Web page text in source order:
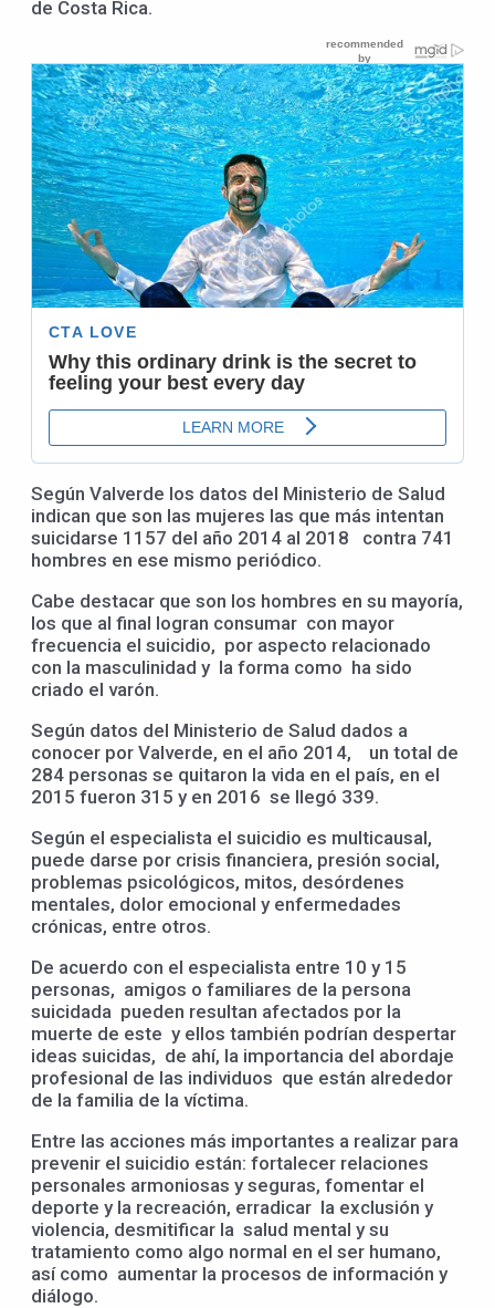
de Costa Rica.
Según Valverde los datos del Ministerio de Salud
indican que son las mujeres las que más intentan
suicidarse 1157 del año 2014 al 2018 contra 741
hombres en ese mismo periódico.
Cabe destacar que son los hombres en su mayoría,
los que al final logran consumar con mayor
frecuencia el suicidio, por aspecto relacionado
con la masculinidad y la forma como ha sido
criado el varón.
Según datos del Ministerio de Salud dados a
conocer por Valverde, en el año 2014, un total de
284 personas se quitaron la vida en el país, en el
2015 fueron 315 y en 2016 se llegó 339.
Según el especialista el suicidio es multicausal,
puede darse por crisis financiera, presión social,
problemas psicológicos, mitos, desórdenes
mentales, dolor emocional y enfermedades
crónicas, entre otros.
De acuerdo con el especialista entre 10 y 15
personas, amigos o familiares de la persona
suicidada pueden resultan afectados por la
muerte de este y ellos también podrían despertar
ideas suicidas, de ahí, la importancia del abordaje
profesional de las individuos que están alrededor
de la familia de la víctima.
Entre las acciones más importantes a realizar para
prevenir el suicidio están: fortalecer relaciones
personales armoniosas y seguras, fomentar el
deporte y la recreación, erradicar la exclusión y
violencia, desmitificar la salud mental y su
tratamiento como algo normal en el ser humano,
así como aumentar la procesos de información y
diálogo.